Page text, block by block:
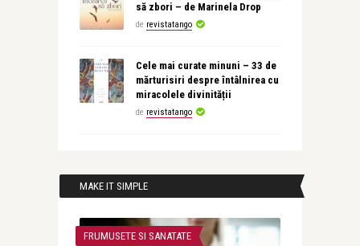
să zbori – de Marinela Drop
de revistatango
Cele mai curate minuni – 33 de
mărturisiri despre întâlnirea cu
miracolele divinității
de revistatango
MAKE IT SIMPLE
FRUMUSETE SI SANATATE